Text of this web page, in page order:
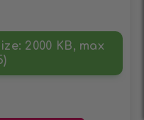
2000 KB, max